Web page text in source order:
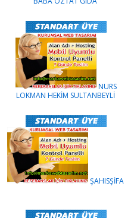
NURS
LOKMAN HEKİM SULTANBEYLİ
ŞAHISŞİFA